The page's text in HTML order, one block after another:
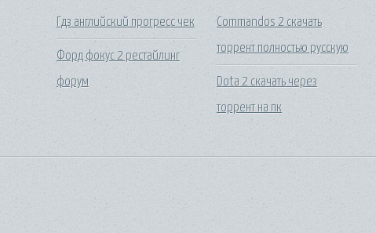
Гдз английский прогресс чек
Форд фокус 2 рестайлинг
форум
Commandos 2 скачать
торрент полностью русскую
Dota 2 скачать через
торрент на пк